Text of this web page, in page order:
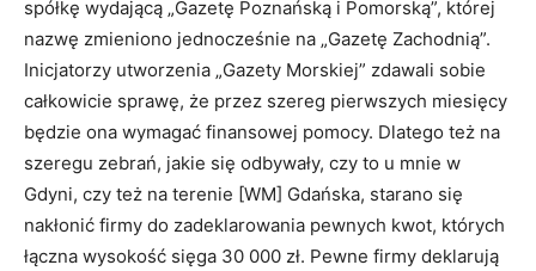
spółkę wydającą „Gazetę Poznańską i Pomorską”, której
nazwę zmieniono jednocześnie na „Gazetę Zachodnią”.
Inicjatorzy utworzenia „Gazety Morskiej” zdawali sobie
całkowicie sprawę, że przez szereg pierw­szych miesięcy
będzie ona wymagać finansowej pomocy. Dlatego też na
szeregu zebrań, jakie się odbywały, czy to u mnie w
Gdyni, czy też na terenie [WM] Gdańska, starano się
nakłonić firmy do zadeklarowania pewnych kwot, których
łączna wysokość sięga 30 000 zł. Pewne firmy deklarują